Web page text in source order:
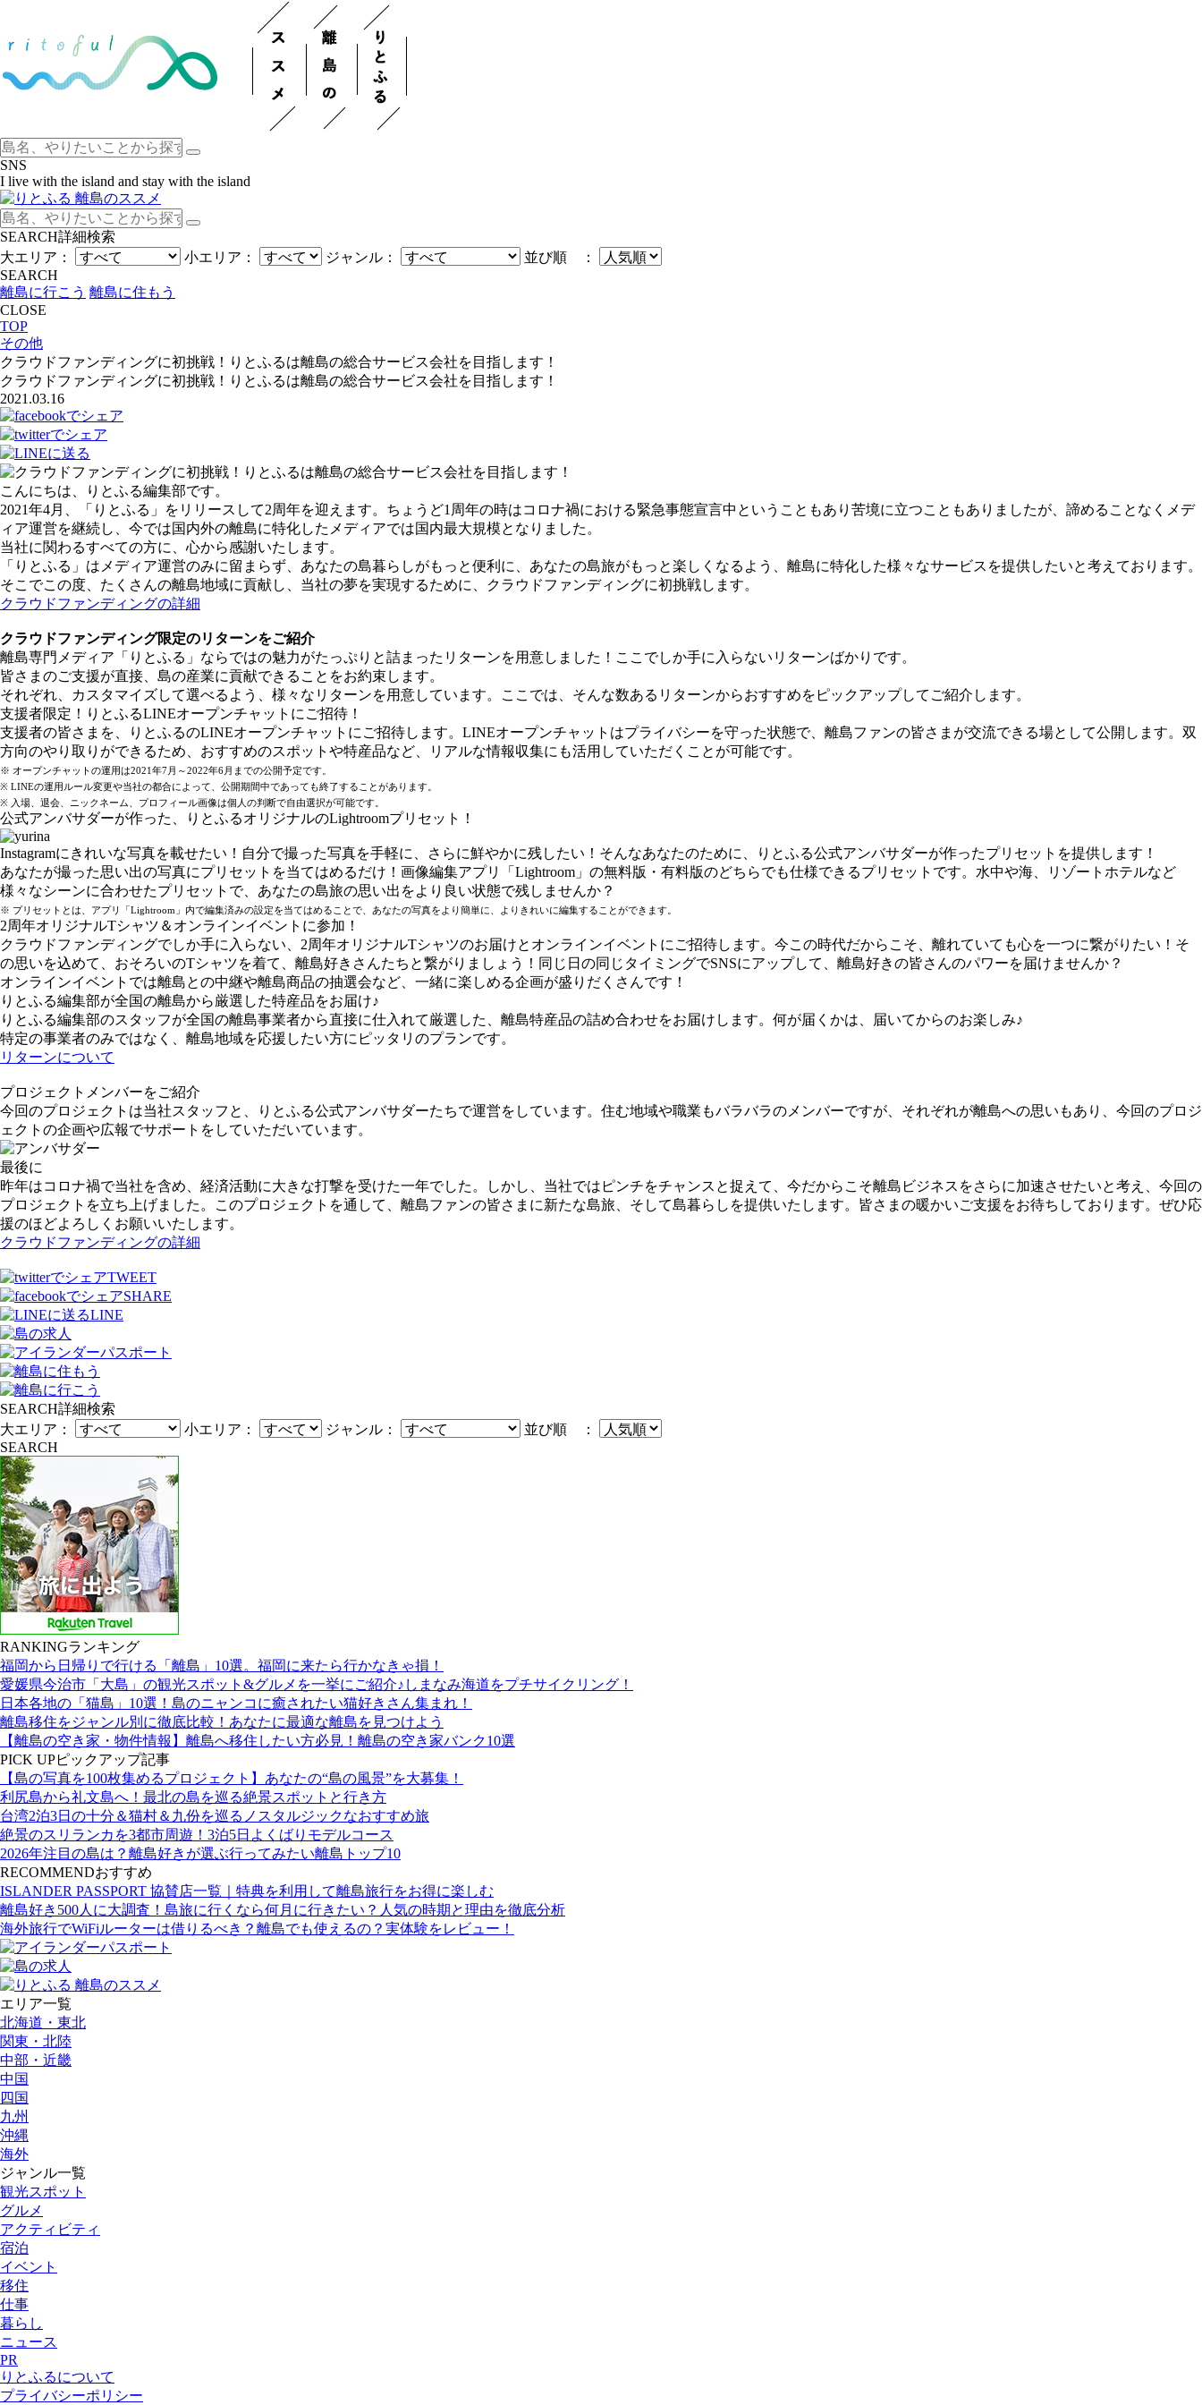
SNS
I live with the island and stay with the island
SEARCH詳細検索
大エリア：
小エリア： ジャンル：
並び順 ：
SEARCH
離島に行こう 離島に住もう
CLOSE
TOP
その他
クラウドファンディングに初挑戦！りとふるは離島の総合サービス会社を目指します！
クラウドファンディングに初挑戦！りとふるは離島の総合サービス会社を目指します！
2021.03.16
こんにちは、りとふる編集部です。
2021年4月、「りとふる」をリリースして2周年を迎えます。ちょうど1周年の時はコロナ禍における緊急事態宣言中ということもあり苦境に立つこともありましたが、諦めることなくメデ
ィア運営を継続し、今では国内外の離島に特化したメディアでは国内最大規模となりました。
当社に関わるすべての方に、心から感謝いたします。
「りとふる」はメディア運営のみに留まらず、あなたの島暮らしがもっと便利に、あなたの島旅がもっと楽しくなるよう、離島に特化した様々なサービスを提供したいと考えております。
そこでこの度、たくさんの離島地域に貢献し、当社の夢を実現するために、クラウドファンディングに初挑戦します。
クラウドファンディングの詳細
クラウドファンディング限定のリターンをご紹介
離島専門メディア「りとふる」ならではの魅力がたっぷりと詰まったリターンを用意しました！ここでしか手に入らないリターンばかりです。
皆さまのご支援が直接、島の産業に貢献できることをお約束します。
それぞれ、カスタマイズして選べるよう、様々なリターンを用意しています。ここでは、そんな数あるリターンからおすすめをピックアップしてご紹介します。
支援者限定！りとふるLINEオープンチャットにご招待！
支援者の皆さまを、りとふるのLINEオープンチャットにご招待します。LINEオープンチャットはプライバシーを守った状態で、離島ファンの皆さまが交流できる場として公開します。双
方向のやり取りができるため、おすすめのスポットや特産品など、リアルな情報収集にも活用していただくことが可能です。
※ オープンチャットの運用は2021年7月～2022年6月までの公開予定です。
※ LINEの運用ルール変更や当社の都合によって、公開期間中であっても終了することがあります。
※ 入場、退会、ニックネーム、プロフィール画像は個人の判断で自由選択が可能です。
公式アンバサダーが作った、りとふるオリジナルのLightroomプリセット！
Instagramにきれいな写真を載せたい！自分で撮った写真を手軽に、さらに鮮やかに残したい！そんなあなたのために、りとふる公式アンバサダーが作ったプリセットを提供します！
あなたが撮った思い出の写真にプリセットを当てはめるだけ！画像編集アプリ「Lightroom」の無料版・有料版のどちらでも仕様できるプリセットです。水中や海、リゾートホテルなど
様々なシーンに合わせたプリセットで、あなたの島旅の思い出をより良い状態で残しませんか？
※ プリセットとは、アプリ「Lightroom」内で編集済みの設定を当てはめることで、あなたの写真をより簡単に、よりきれいに編集することができます。
2周年オリジナルTシャツ＆オンラインイベントに参加！
クラウドファンディングでしか手に入らない、2周年オリジナルTシャツのお届けとオンラインイベントにご招待します。今この時代だからこそ、離れていても心を一つに繋がりたい！そ
の思いを込めて、おそろいのTシャツを着て、離島好きさんたちと繋がりましょう！同じ日の同じタイミングでSNSにアップして、離島好きの皆さんのパワーを届けませんか？
オンラインイベントでは離島との中継や離島商品の抽選会など、一緒に楽しめる企画が盛りだくさんです！
りとふる編集部が全国の離島から厳選した特産品をお届け♪
りとふる編集部のスタッフが全国の離島事業者から直接に仕入れて厳選した、離島特産品の詰め合わせをお届けします。何が届くかは、届いてからのお楽しみ♪
特定の事業者のみではなく、離島地域を応援したい方にピッタリのプランです。
リターンについて
プロジェクトメンバーをご紹介
今回のプロジェクトは当社スタッフと、りとふる公式アンバサダーたちで運営をしています。住む地域や職業もバラバラのメンバーですが、それぞれが離島への思いもあり、今回のプロジ
ェクトの企画や広報でサポートをしていただいています。
最後に
昨年はコロナ禍で当社を含め、経済活動に大きな打撃を受けた一年でした。しかし、当社ではピンチをチャンスと捉えて、今だからこそ離島ビジネスをさらに加速させたいと考え、今回の
プロジェクトを立ち上げました。このプロジェクトを通して、離島ファンの皆さまに新たな島旅、そして島暮らしを提供いたします。皆さまの暖かいご支援をお待ちしております。ぜひ応
援のほどよろしくお願いいたします。
クラウドファンディングの詳細
TWEET
SHARE
LINE
SEARCH詳細検索
大エリア：
小エリア： ジャンル：
並び順 ：
SEARCH
RANKINGランキング
福岡から日帰りで行ける「離島」10選。福岡に来たら行かなきゃ損！
愛媛県今治市「大島」の観光スポット&グルメを一挙にご紹介♪しまなみ海道をプチサイクリング！
日本各地の「猫島」10選！島のニャンコに癒されたい猫好きさん集まれ！
離島移住をジャンル別に徹底比較！あなたに最適な離島を見つけよう
【離島の空き家・物件情報】離島へ移住したい方必見！離島の空き家バンク10選
PICK UPピックアップ記事
【島の写真を100枚集めるプロジェクト】あなたの“島の風景”を大募集！
利尻島から礼文島へ！最北の島を巡る絶景スポットと行き方
台湾2泊3日の十分＆猫村＆九份を巡るノスタルジックなおすすめ旅
絶景のスリランカを3都市周遊！3泊5日よくばりモデルコース
2026年注目の島は？離島好きが選ぶ行ってみたい離島トップ10
RECOMMENDおすすめ
ISLANDER PASSPORT 協賛店一覧｜特典を利用して離島旅行をお得に楽しむ
離島好き500人に大調査！島旅に行くなら何月に行きたい？人気の時期と理由を徹底分析
海外旅行でWiFiルーターは借りるべき？離島でも使えるの？実体験をレビュー！
エリア一覧
北海道・東北
関東・北陸
中部・近畿
中国
四国
九州
沖縄
海外
ジャンル一覧
観光スポット
グルメ
アクティビティ
宿泊
イベント
移住
仕事
暮らし
ニュース
PR
りとふるについて
プライバシーポリシー